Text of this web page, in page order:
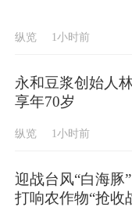
纵览 1小时前
永和豆浆创始人
享年70岁
纵览 1小时前
迎战台风“白海豚
打响农作物“抢收